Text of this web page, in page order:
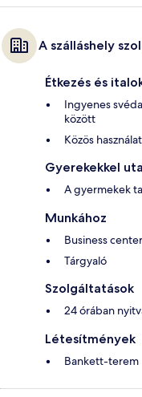
A szálláshely
Étkezés és
Ingyenes
között
Közös
Gyerekekkel
A gyermekek
Munkához
Business center
Tárgyaló
Szolgáltatások
24 órában
Létesítmények
Bankett-terem